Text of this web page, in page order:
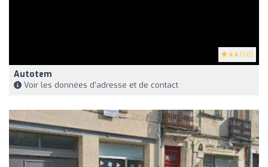
4.4 (58)
Autotem
Voir les données d'adresse et de contact